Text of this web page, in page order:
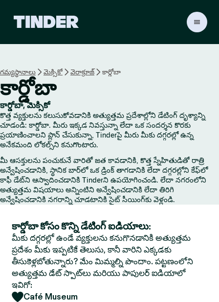
r
గమ్యస్థానాలు మెక్సికో వెరాక్రూజ్ కార్డోబా
కార్డోబా
కార్డోబా, మెక్సికో
కొత్త వ్యక్తులను కలుసుకోవడానికి అత్యుత్తమ ప్రదేశాల్లోని డేటింగ్ దృశ్యాన్ని
చూడండి: కార్డోబా. మీరు ఇక్కడ నివస్తున్నా లేదా ఒక సందర్శన కొరకు
ప్రయాణించాలని ప్లాన్ చేసుకున్నా, Tinderపై మీరు మీకు దగ్గరల్లో ఉన్న
అనేకమంది లోకల్స్‌ని కనుగొంటారు.
మీ ఆసక్తులను పంచుకునే వారితో జత కావడానికి, కొత్త స్నేహితుడితో రాత్రి
అన్వేషించడానికి, స్థానిక బార్‌లో ఒక డ్రింక్ తాగడానికి లేదా దగ్గరల్లోని కేఫ్‌లో
కాఫీ డేట్‌ని ఆస్వాదించడానికి Tinderని ఉపయోగించండి. లేదా నగరంలోని
అత్యుత్తమ విషయాలు అన్నింటిని అన్వేషించడానికి లేదా తిరిగి
అన్వేషించడానికి నగరాన్ని చూడటానికి సైట్ సీయింగ్‌కు వెళ్లండి.
కార్డోబా కోసం కొన్ని డేటింగ్ ఐడియాలు:
మీకు దగ్గరల్లో ఉండే వ్యక్తులను కనుగొనడానికి అత్యుత్తమ
ప్రదేశం మీకు ఇప్పటికే తెలుసు, కానీ వారిని ఎక్కడకు
తీసుకెళ్లబోతున్నారు? మేం మిమ్మల్ని పొందాం. పట్టణంలోని
అత్యుత్తమ డేట్ స్పాట్‌లు మరియు పాపులర్ ఐడియాలో
ఇవిగో:
Café Museum